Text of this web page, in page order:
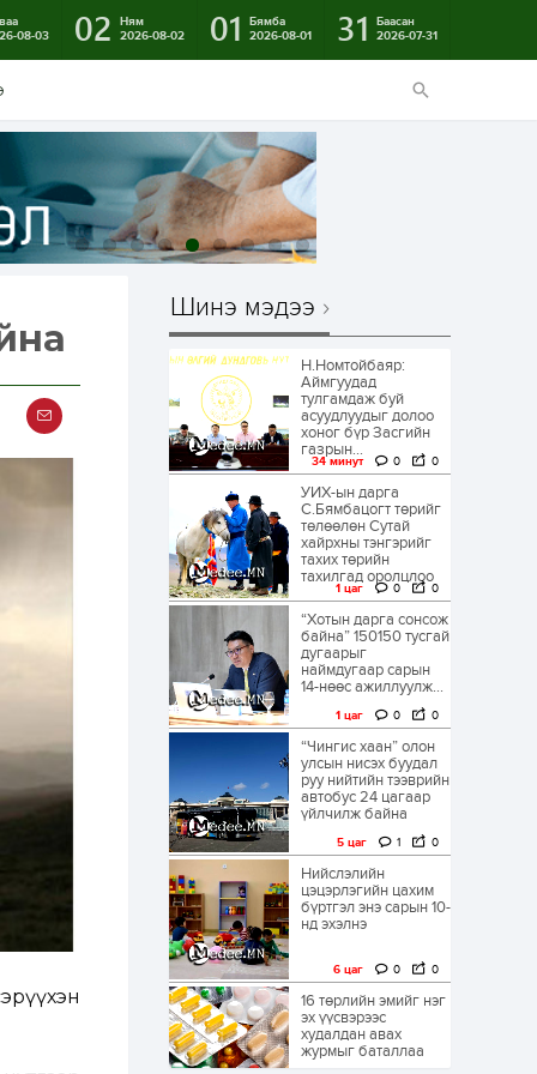
08-03
02
Ням
2026-08-02
01
Бямба
2026-08-01
31
Баасан
2026-07-31
Шинэ мэдээ
Н.Номтойбаяр:
Аймгуудад
тулгамдаж буй
асуудлуудыг долоо
хоног бүр Засгийн
газрын...
34 минут 0 0
УИХ-ын дарга
С.Бямбацогт төрийг
төлөөлөн Сутай
хайрхны тэнгэрийг
тахих төрийн
тахилгад оролцлоо
1 цаг 0 0
“Хотын дарга сонсож
байна” 150150 тусгай
дугаарыг
наймдугаар сарын
14-нөөс ажиллуулж...
1 цаг 0 0
“Чингис хаан” олон
улсын нисэх буудал
руу нийтийн тээврийн
автобус 24 цагаар
үйлчилж байна
5 цаг 1 0
Нийслэлийн
цэцэрлэгийн цахим
бүртгэл энэ сарын 10-
нд эхэлнэ
6 цаг 0 0
16 төрлийн эмийг нэг
эх үүсвэрээс
худалдан авах
журмыг баталлаа